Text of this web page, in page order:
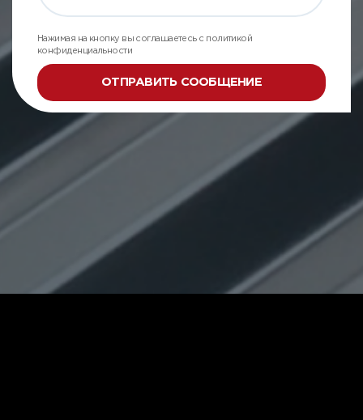
Нажимая на кнопку вы соглашаетесь с политикой
конфиденциальности
ОТПРАВИТЬ СООБЩЕНИЕ